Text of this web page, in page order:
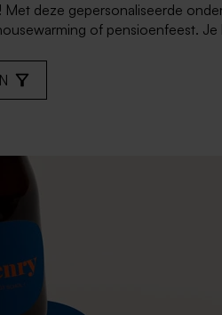
Met deze gepersonaliseerde
of pensioenfeest.